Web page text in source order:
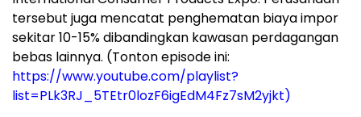
tersebut juga mencatat penghematan biaya impor
sekitar 10-15% dibandingkan kawasan perdagangan
bebas lainnya. (Tonton episode ini:
https://www.youtube.com/playlist?
list=PLk3RJ_5TEtr0lozF6igEdM4Fz7sM2yjkt)